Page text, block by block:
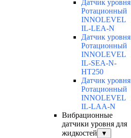
Датчик уровня
Ротационный
INNOLEVEL
IL-LEA-N
Датчик уровня
Ротационный
INNOLEVEL
IL-SEA-N-
HT250
Датчик уровня
Ротационный
INNOLEVEL
IL-LAA-N
Вибрационные
датчики уровня для
жидкостей
▼